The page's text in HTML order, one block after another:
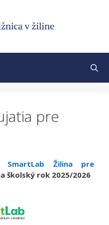
pre
SmartLab Žilina pre
školský rok 2025/2026